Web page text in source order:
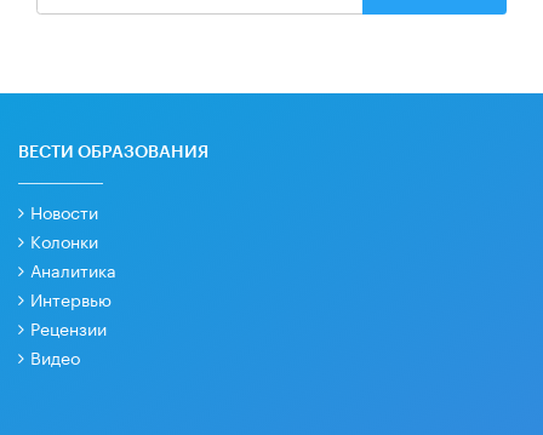
ВЕСТИ ОБРАЗОВАНИЯ
Новости
Колонки
Аналитика
Интервью
Рецензии
Видео